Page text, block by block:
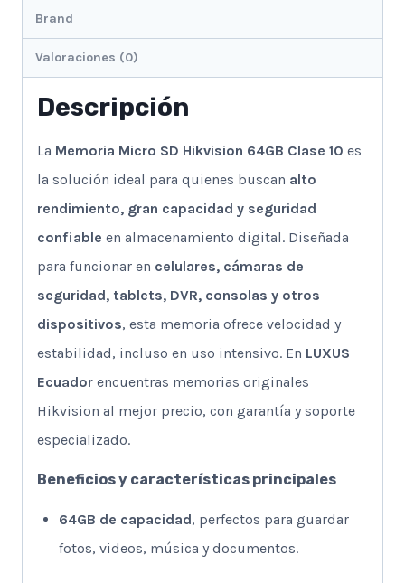
Brand
Valoraciones (0)
Descripción
La Memoria Micro SD Hikvision 64GB Clase 10 es
la solución ideal para quienes buscan alto
rendimiento, gran capacidad y seguridad
confiable en almacenamiento digital. Diseñada
para funcionar en celulares, cámaras de
seguridad, tablets, DVR, consolas y otros
dispositivos, esta memoria ofrece velocidad y
estabilidad, incluso en uso intensivo. En LUXUS
Ecuador encuentras memorias originales
Hikvision al mejor precio, con garantía y soporte
especializado.
Beneficios y características principales
64GB de capacidad, perfectos para guardar
fotos, videos, música y documentos.